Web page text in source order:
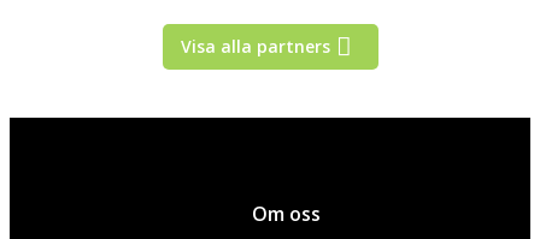
Visa alla partners
Om oss